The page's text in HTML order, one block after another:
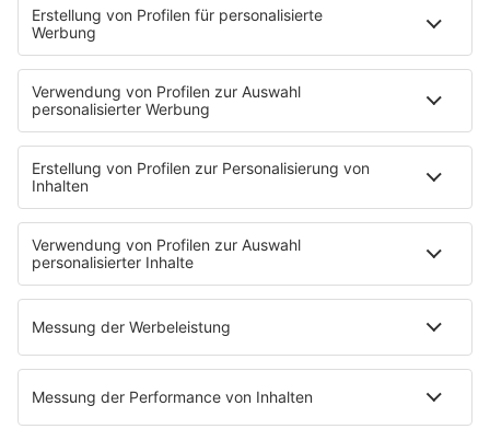
YouTube
90s90s DE:CODED
Musik
News
HITstory
Was macht eigentlich?
Listing
Back to the 90s
Mitmachen
Aktionen & Events
90s90s Countdown